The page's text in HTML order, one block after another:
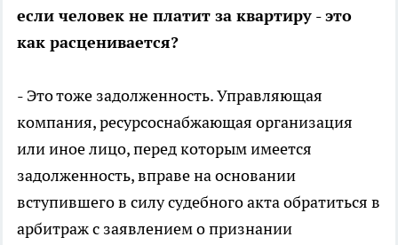
если человек не платит за квартиру - это
как расценивается?
- Это тоже задолженность. Управляющая
компания, ресурсоснабжающая организация
или иное лицо, перед которым имеется
задолженность, вправе на основании
вступившего в силу судебного акта обратиться в
арбитраж с заявлением о признании